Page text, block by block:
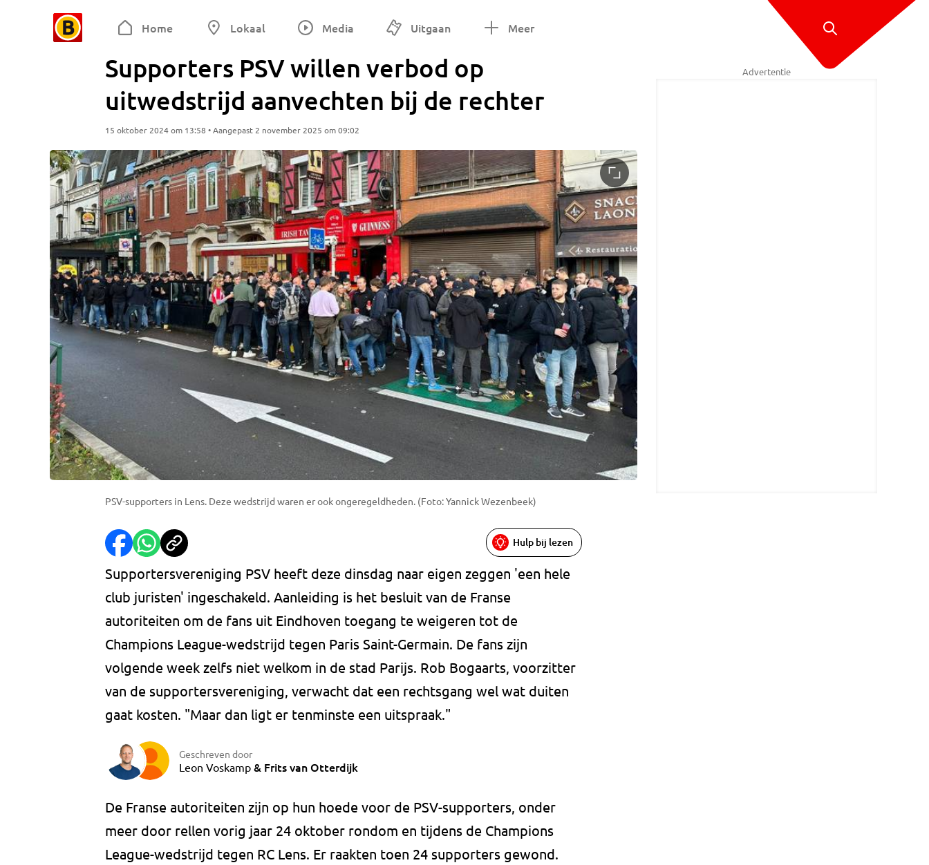
Home Lokaal Media Uitgaan Meer
Supporters PSV willen verbod op
uitwedstrijd aanvechten bij de rechter
15 oktober 2024 om 13:58 • Aangepast 2 november 2025 om 09:02
PSV-supporters in Lens. Deze wedstrijd waren er ook ongeregeldheden. (Foto: Yannick Wezenbeek)
Hulp bij lezen
Supportersvereniging PSV heeft deze dinsdag naar eigen zeggen 'een hele
club juristen' ingeschakeld. Aanleiding is het besluit van de Franse
autoriteiten om de fans uit Eindhoven toegang te weigeren tot de
Champions League-wedstrijd tegen Paris Saint-Germain. De fans zijn
volgende week zelfs niet welkom in de stad Parijs. Rob Bogaarts, voorzitter
van de supportersvereniging, verwacht dat een rechtsgang wel wat duiten
gaat kosten. "Maar dan ligt er tenminste een uitspraak."
Geschreven door
Leon Voskamp & Frits van Otterdijk
De Franse autoriteiten zijn op hun hoede voor de PSV-supporters, onder
meer door rellen vorig jaar 24 oktober rondom en tijdens de Champions
League-wedstrijd tegen RC Lens. Er raakten toen 24 supporters gewond.
Advertentie